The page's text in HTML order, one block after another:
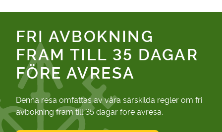
FRI AVBOKNING
FRAM TILL 35 DAGAR
FÖRE AVRESA
Denna resa omfattas av våra särskilda regler om fri
avbokning fram till 35 dagar före avresa.